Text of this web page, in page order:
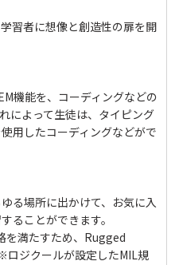
習者に想像と創造性の扉を開
機能を、コーディングなどの
によって生徒は、タイピング
用したコーディングなどがで
る場所に出かけて、お気に入
ることができます。
を満たすため、Rugged
ジクールが設定したMIL規